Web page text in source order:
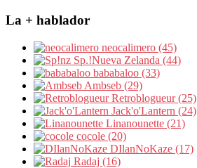
La + hablador
neocalimero (45)
Sp.!Nueva Zelanda (44)
bababaloo (33)
Ambseb (29)
Retroblogueur (25)
Jack'o'Lantern (24)
Linanounette (21)
cocole (20)
DIlanNoKaze (17)
Radaj (16)